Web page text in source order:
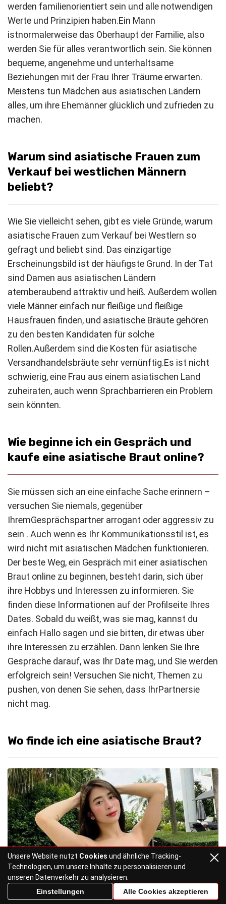
werden familienorientiert sein und alle notwendigen
Werte und Prinzipien haben.Ein Mann
istnormalerweise das Oberhaupt der Familie, also
werden Sie für alles verantwortlich sein. Sie können
bequeme, angenehme und unterhaltsame
Beziehungen mit der Frau Ihrer Träume erwarten.
Meistens tun Mädchen aus asiatischen Ländern
alles, um ihre Ehemänner glücklich und zufrieden zu
machen.
Warum sind asiatische Frauen zum
Verkauf bei westlichen Männern
beliebt?
Wie Sie vielleicht sehen, gibt es viele Gründe, warum
asiatische Frauen zum Verkauf bei Westlern so
gefragt und beliebt sind. Das einzigartige
Erscheinungsbild ist der häufigste Grund. In der Tat
sind Damen aus asiatischen Ländern
atemberaubend attraktiv und heiß. Außerdem wollen
viele Männer einfach nur fleißige und fleißige
Hausfrauen finden, und asiatische Bräute gehören
zu den besten Kandidaten für solche
Rollen.Außerdem sind die Kosten für asiatische
Versandhandelsbräute sehr vernünftig.Es ist nicht
schwierig, eine Frau aus einem asiatischen Land
zuheiraten, auch wenn Sprachbarrieren ein Problem
sein könnten.
Wie beginne ich ein Gespräch und
kaufe eine asiatische Braut online?
Sie müssen sich an eine einfache Sache erinnern –
versuchen Sie niemals, gegenüber
IhremGesprächspartner arrogant oder aggressiv zu
sein . Auch wenn es Ihr Kommunikationsstil ist, es
wird nicht mit asiatischen Mädchen funktionieren.
Der beste Weg, ein Gespräch mit einer asiatischen
Braut online zu beginnen, besteht darin, sich über
ihre Hobbys und Interessen zu informieren. Sie
finden diese Informationen auf der Profilseite Ihres
Dates. Sobald du weißt, was sie mag, kannst du
einfach Hallo sagen und sie bitten, dir etwas über
ihre Interessen zu erzählen. Dann lenken Sie Ihre
Gespräche darauf, was Ihr Date mag, und Sie werden
erfolgreich sein! Versuchen Sie nicht, Themen zu
pushen, von denen Sie sehen, dass IhrPartnersie
nicht mag.
Wo finde ich eine asiatische Braut?
Unsere Website nutzt Cookies und ähnliche Tracking-
Technologien, um unsere Inhalte zu personalisieren und
unseren Datenverkehr zu analysieren.
Einstellungen
Alle Cookies akzeptieren